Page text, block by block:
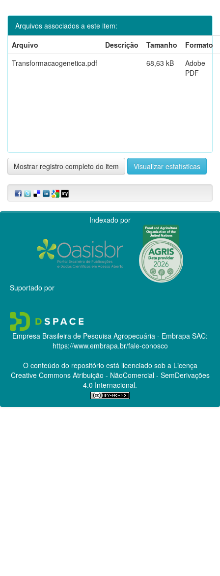
Arquivos associados a este item:
Arquivo
Descrição Tamanho
Formato
Transformacaogenetica.pdf
68,63 kB
Adobe
PDF
Mostrar registro completo do item Visualizar estatísticas
Indexado por
Suportado por
Empresa Brasileira de Pesquisa Agropecuária - Embrapa SAC:
https://www.embrapa.br/fale-conosco
O conteúdo do repositório está licenciado sob a Licença
Creative CommonsAtribuição - NãoComercial - SemDerivações
4.0 Internacional.